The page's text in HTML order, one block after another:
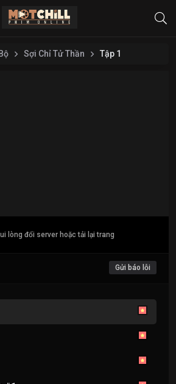
Sợi Chỉ Tử Thần Tập 1
lòng đổi server hoặc tải lại trang
Gửi báo lỗi